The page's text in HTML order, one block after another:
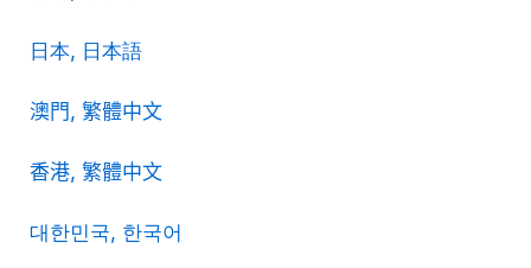
日本, 日本語
澳門, 繁體中文
香港, 繁體中文
대한민국, 한국어